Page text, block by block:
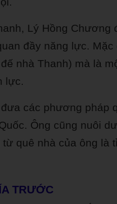
Lý Hồng Chương
đầy năng lực. Mặc
nhà Thanh) mà là
lực.
các phương pháp
Ông cũng nuôi
quê nhà của ông là
TRƯỚC